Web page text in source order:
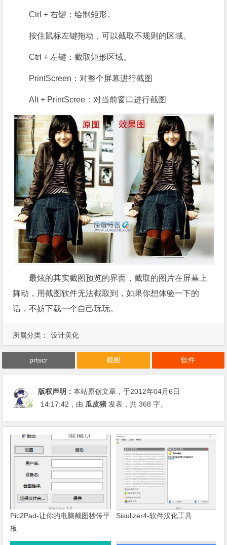
Ctrl + 右键：绘制矩形。
按住鼠标左键拖动，可以截取不规则的区域。
Ctrl + 左键：截取矩形区域。
PrintScreen：对整个屏幕进行截图
Alt + PrintScree：对当前窗口进行截图
最炫的其实截图预览的界面，截取的图片在屏幕上
舞动，用截图软件无法截取到，如果你想体验一下的
话，不妨下载一个自己玩玩。
所属分类： 设计美化
prtscr 截图 软件
版权声明：本站原创文章，于2012年04月6日
14:17:42 ，由 瓜皮猪 发表，共 368 字。
Pic2Pad-让你的电脑截图秒传平
板
Sisulizer4-软件汉化工具